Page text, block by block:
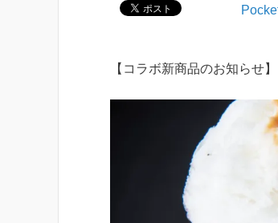
【コラボ新商品のお知らせ】